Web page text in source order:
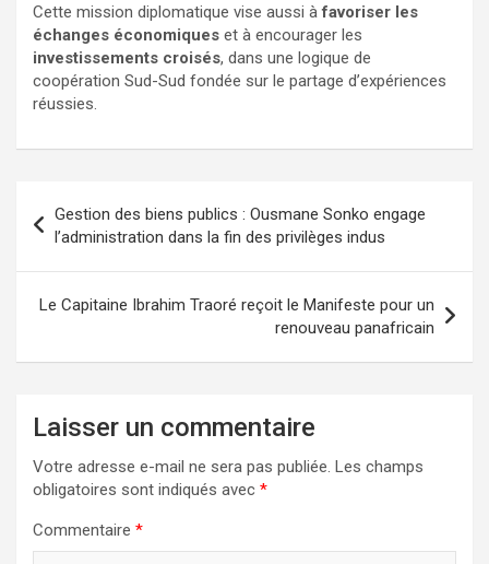
Cette mission diplomatique vise aussi àfavoriser les
échanges économiques et à encourager les
investissements croisés, dans une logique de
coopération Sud-Sud fondée sur le partage d’expériences
réussies.
Gestion des biens publics : Ousmane Sonko engage
l’administration dans la fin des privilèges indus
Le Capitaine Ibrahim Traoré reçoit le Manifeste pour un
renouveau panafricain
Laisser un commentaire
Votre adresse e-mail ne sera pas publiée. Les champs
obligatoires sont indiqués avec *
Commentaire *